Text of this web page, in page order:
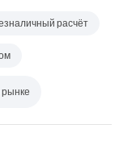
расчёт
рынке